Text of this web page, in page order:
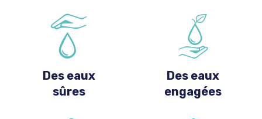
Des eaux
sûres
Des eaux
engagées